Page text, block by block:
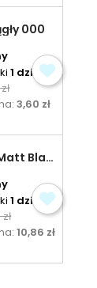
000
1 dzień
3,60 zł
033 Farba Matt Black - olejna
1 dzień
10,86 zł